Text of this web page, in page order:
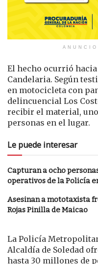
El hecho ocurrió hacia
Candelaria. Según
en motocicleta con
delincuencial Los
recibir el material,
personas en el lugar.
Le puede interesar
Capturan a ocho
operativos de la Policía
Asesinan a mototaxista
Rojas Pinilla de Maicao
La Policía
Alcaldía de Soledad
hasta 30 millones de